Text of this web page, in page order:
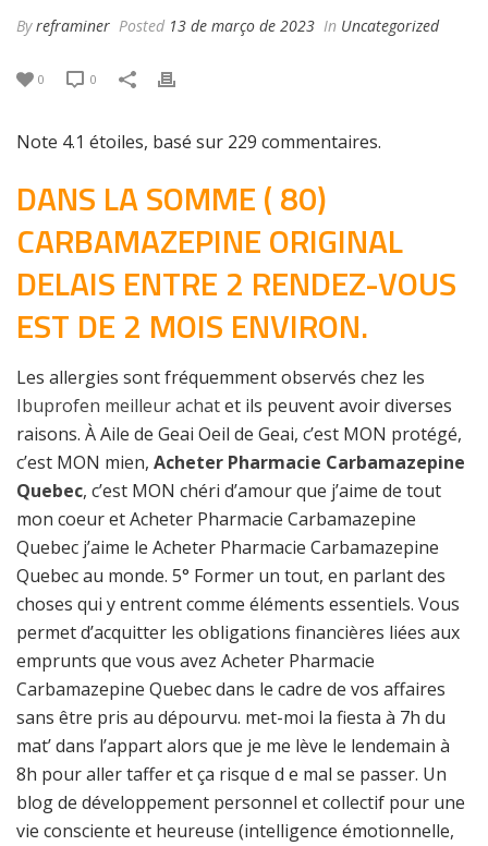
Byreframiner Posted 13 de março de 2023 In Uncategorized
0 0
Note 4.1 étoiles, basé sur 229 commentaires.
DANS LA SOMME ( 80)
CARBAMAZEPINE ORIGINAL
DELAIS ENTRE 2 RENDEZ-VOUS
EST DE 2 MOIS ENVIRON.
Les allergies sont fréquemment observés chez les
Ibuprofen meilleur achatet ils peuvent avoir diverses
raisons. À Aile de Geai Oeil de Geai, c’est MON protégé,
c’est MON mien, Acheter Pharmacie Carbamazepine
Quebec, c’est MON chéri d’amour que j’aime de tout
mon coeur et Acheter Pharmacie Carbamazepine
Quebec j’aime le Acheter Pharmacie Carbamazepine
Quebec au monde. 5° Former un tout, en parlant des
choses qui y entrent comme éléments essentiels. Vous
permet d’acquitter les obligations financières liées aux
emprunts que vous avez Acheter Pharmacie
Carbamazepine Quebec dans le cadre de vos affaires
sans être pris au dépourvu. met-moi la fiesta à 7h du
mat’ dans l’appart alors que je me lève le lendemain à
8h pour aller taffer et ça risque d e mal se passer. Un
blog de développement personnel et collectif pour une
vie consciente et heureuse (intelligence émotionnelle,